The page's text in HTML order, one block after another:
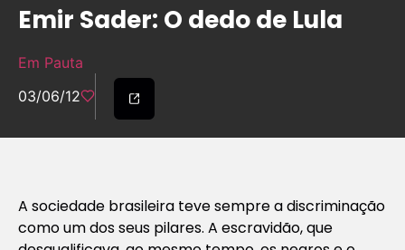
Emir Sader: O dedo de Lula
Em Pauta
03/06/12
A sociedade brasileira teve sempre a discriminação
como um dos seus pilares. A escravidão, que